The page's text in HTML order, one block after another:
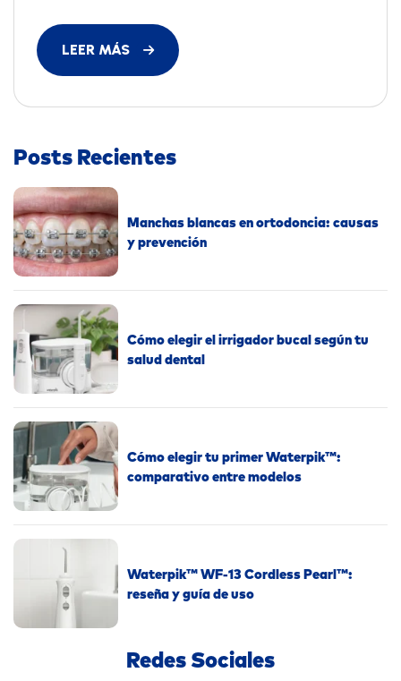
LEER MÁS
Posts Recientes
Manchas blancas en ortodoncia: causas
y prevención
Cómo elegir el irrigador bucal según tu
salud dental
Cómo elegir tu primer Waterpik™:
comparativo entre modelos
Waterpik™ WF-13 Cordless Pearl™:
reseña y guía de uso
Redes Sociales